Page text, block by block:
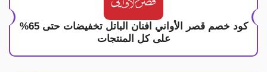
كود خصم قصر الأواني افنان الباتل تخفيضات حتى 65%
على كل المنتجات